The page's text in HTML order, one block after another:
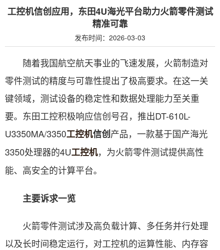
工控机信创应用，东田4U海光平台助力火箭零件测试
精准可靠
发布时间：2026-03-03
随着我国航空航天事业的飞速发展，火箭制造对
零件测试的精度与可靠性提出了极高要求。在这一关
键领域，测试设备的稳定性和数据处理能力至关重
要。东田工控积极响应信创号召，推出DT-610L-
U3350MA/3350工控机信创产品，一款基于国产海光
3350处理器的4U工控机，为火箭零件测试提供高性
能、高安全的计算平台。
主要诉求一览
火箭零件测试涉及高负载计算、多任务并行处理
以及长时间稳定运行，对工控机的运算性能、内存容